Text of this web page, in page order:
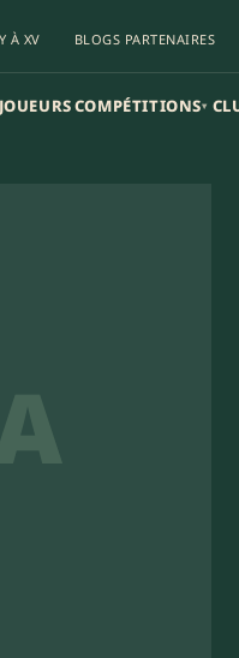
À XV BLOGS PARTENAIRES
JOUEURSCOMPÉTITIONS▾